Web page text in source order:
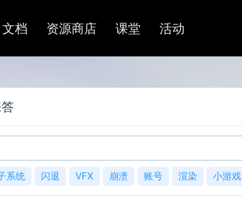
文档 资源商店 课堂 活动
系统 闪退 VFX 崩溃 账号 渲染 小游戏